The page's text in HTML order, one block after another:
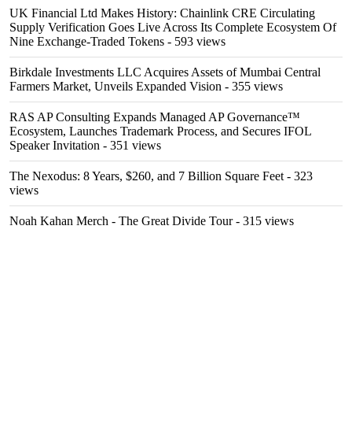
UK Financial Ltd Makes History: Chainlink CRE Circulating
Supply Verification Goes Live Across Its Complete Ecosystem Of
Nine Exchange-Traded Tokens - 593 views
Birkdale Investments LLC Acquires Assets of Mumbai Central
Farmers Market, Unveils Expanded Vision - 355 views
RAS AP Consulting Expands Managed AP Governance™
Ecosystem, Launches Trademark Process, and Secures IFOL
Speaker Invitation - 351 views
The Nexodus: 8 Years, $260, and 7 Billion Square Feet - 323
views
Noah Kahan Merch - The Great Divide Tour- 315 views